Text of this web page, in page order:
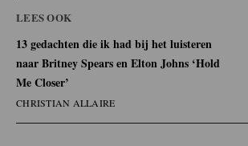
LEES OOK
13 gedachten die ik had bij het luisteren
naar Britney Spears en Elton Johns ‘Hold
Me Closer’
CHRISTIAN ALLAIRE